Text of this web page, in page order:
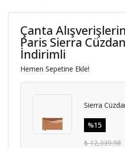
Çanta
Paris Sierra
İndirimli
Hemen Sepetine Ekle!
Sierra
%15
₺ 12,339.98